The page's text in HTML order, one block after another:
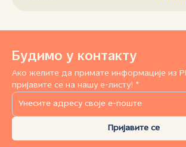
Будимо у контакту
Ако желите да примате информације из
пријавите се на нашу е-листу! *
Пријавите се